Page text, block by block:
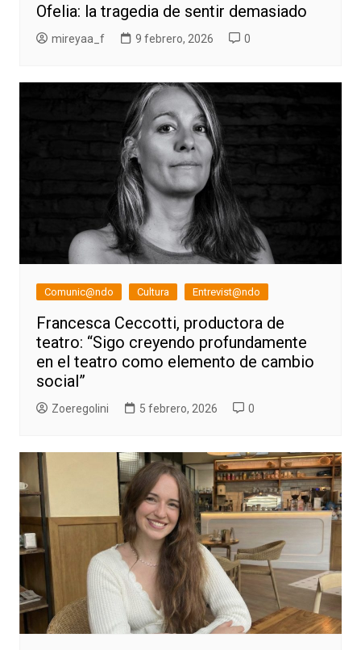
Ofelia: la tragedia de sentir demasiado
mireyaa_f 9 febrero, 2026 0
Comunic@ndo Cultura Entrevist@ndo
Francesca Ceccotti, productora de
teatro: “Sigo creyendo profundamente
en el teatro como elemento de cambio
social”
Zoeregolini 5 febrero, 2026 0